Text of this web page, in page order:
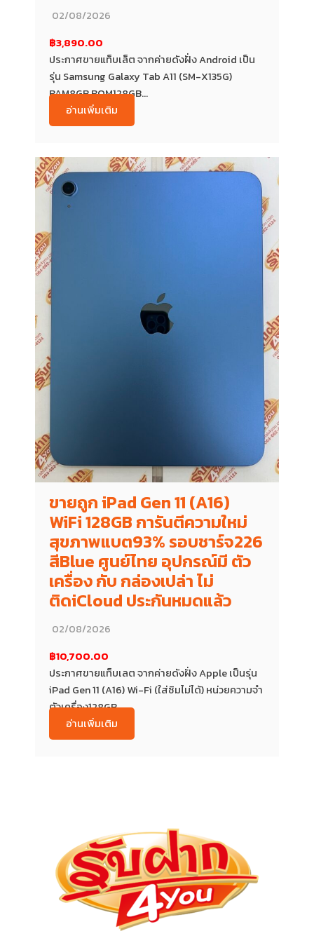
02/08/2026
฿3,890.00
ประกาศขายแท็บเล็ต จากค่ายดังฝั่ง Android เป็น
รุ่น Samsung Galaxy Tab A11 (SM-X135G)
RAM8GB ROM128GB...
อ่านเพิ่มเติม
ขายถูก iPad Gen 11 (A16)
WiFi 128GB การันตีความใหม่
สุขภาพแบต93% รอบชาร์จ226
สีBlue ศูนย์ไทย อุปกรณ์มี ตัว
เครื่อง กับ กล่องเปล่า ไม่
ติดiCloud ประกันหมดแล้ว
02/08/2026
฿10,700.00
ประกาศขายแท็บเลต จากค่ายดังฝั่ง Apple เป็นรุ่น
iPad Gen 11 (A16) Wi-Fi (ใส่ซิมไม่ได้) หน่วยความจำ
ตัวเครื่อง128GB...
อ่านเพิ่มเติม